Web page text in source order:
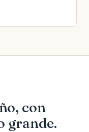
con
grande.